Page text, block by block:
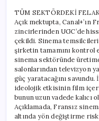
TÜM SEKTÖRDEKİ
Açık mektupta, Canal+’ın
zincirlerinden UGC’de
çekildi. Sinema
şirketin tamamını kontrol
sinema sektöründe
salonlarından televizyon
güç yaratacağını savundu.
ideolojik etkisinin film
bunun uzun vadede kalıcı
Açıklamada, Fransız
altında yön değiştirme